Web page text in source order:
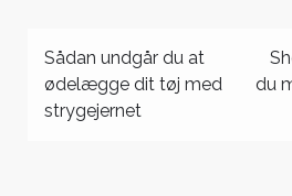
Sådan undgår du at
ødelægge dit tøj med
strygejernet
du